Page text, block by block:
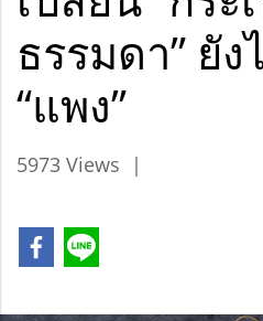
ธรรมดา” ยัง
“แพง”
5973 Views |